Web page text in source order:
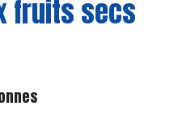
fruits secs